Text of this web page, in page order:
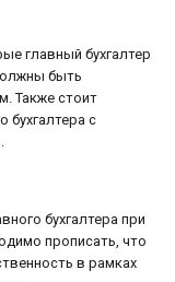
главный бухгалтер
быть
Также стоит
бухгалтера с
бухгалтера при
прописать, что
в рамках